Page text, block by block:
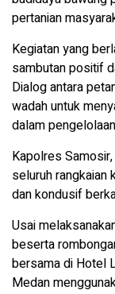
pertanian
Kegiatan yang
sambutan positif
Dialog antara
wadah untuk
dalam
Kapolres
seluruh rangkaian
dan kondusif
Usai
beserta
bersama di Hotel
Medan